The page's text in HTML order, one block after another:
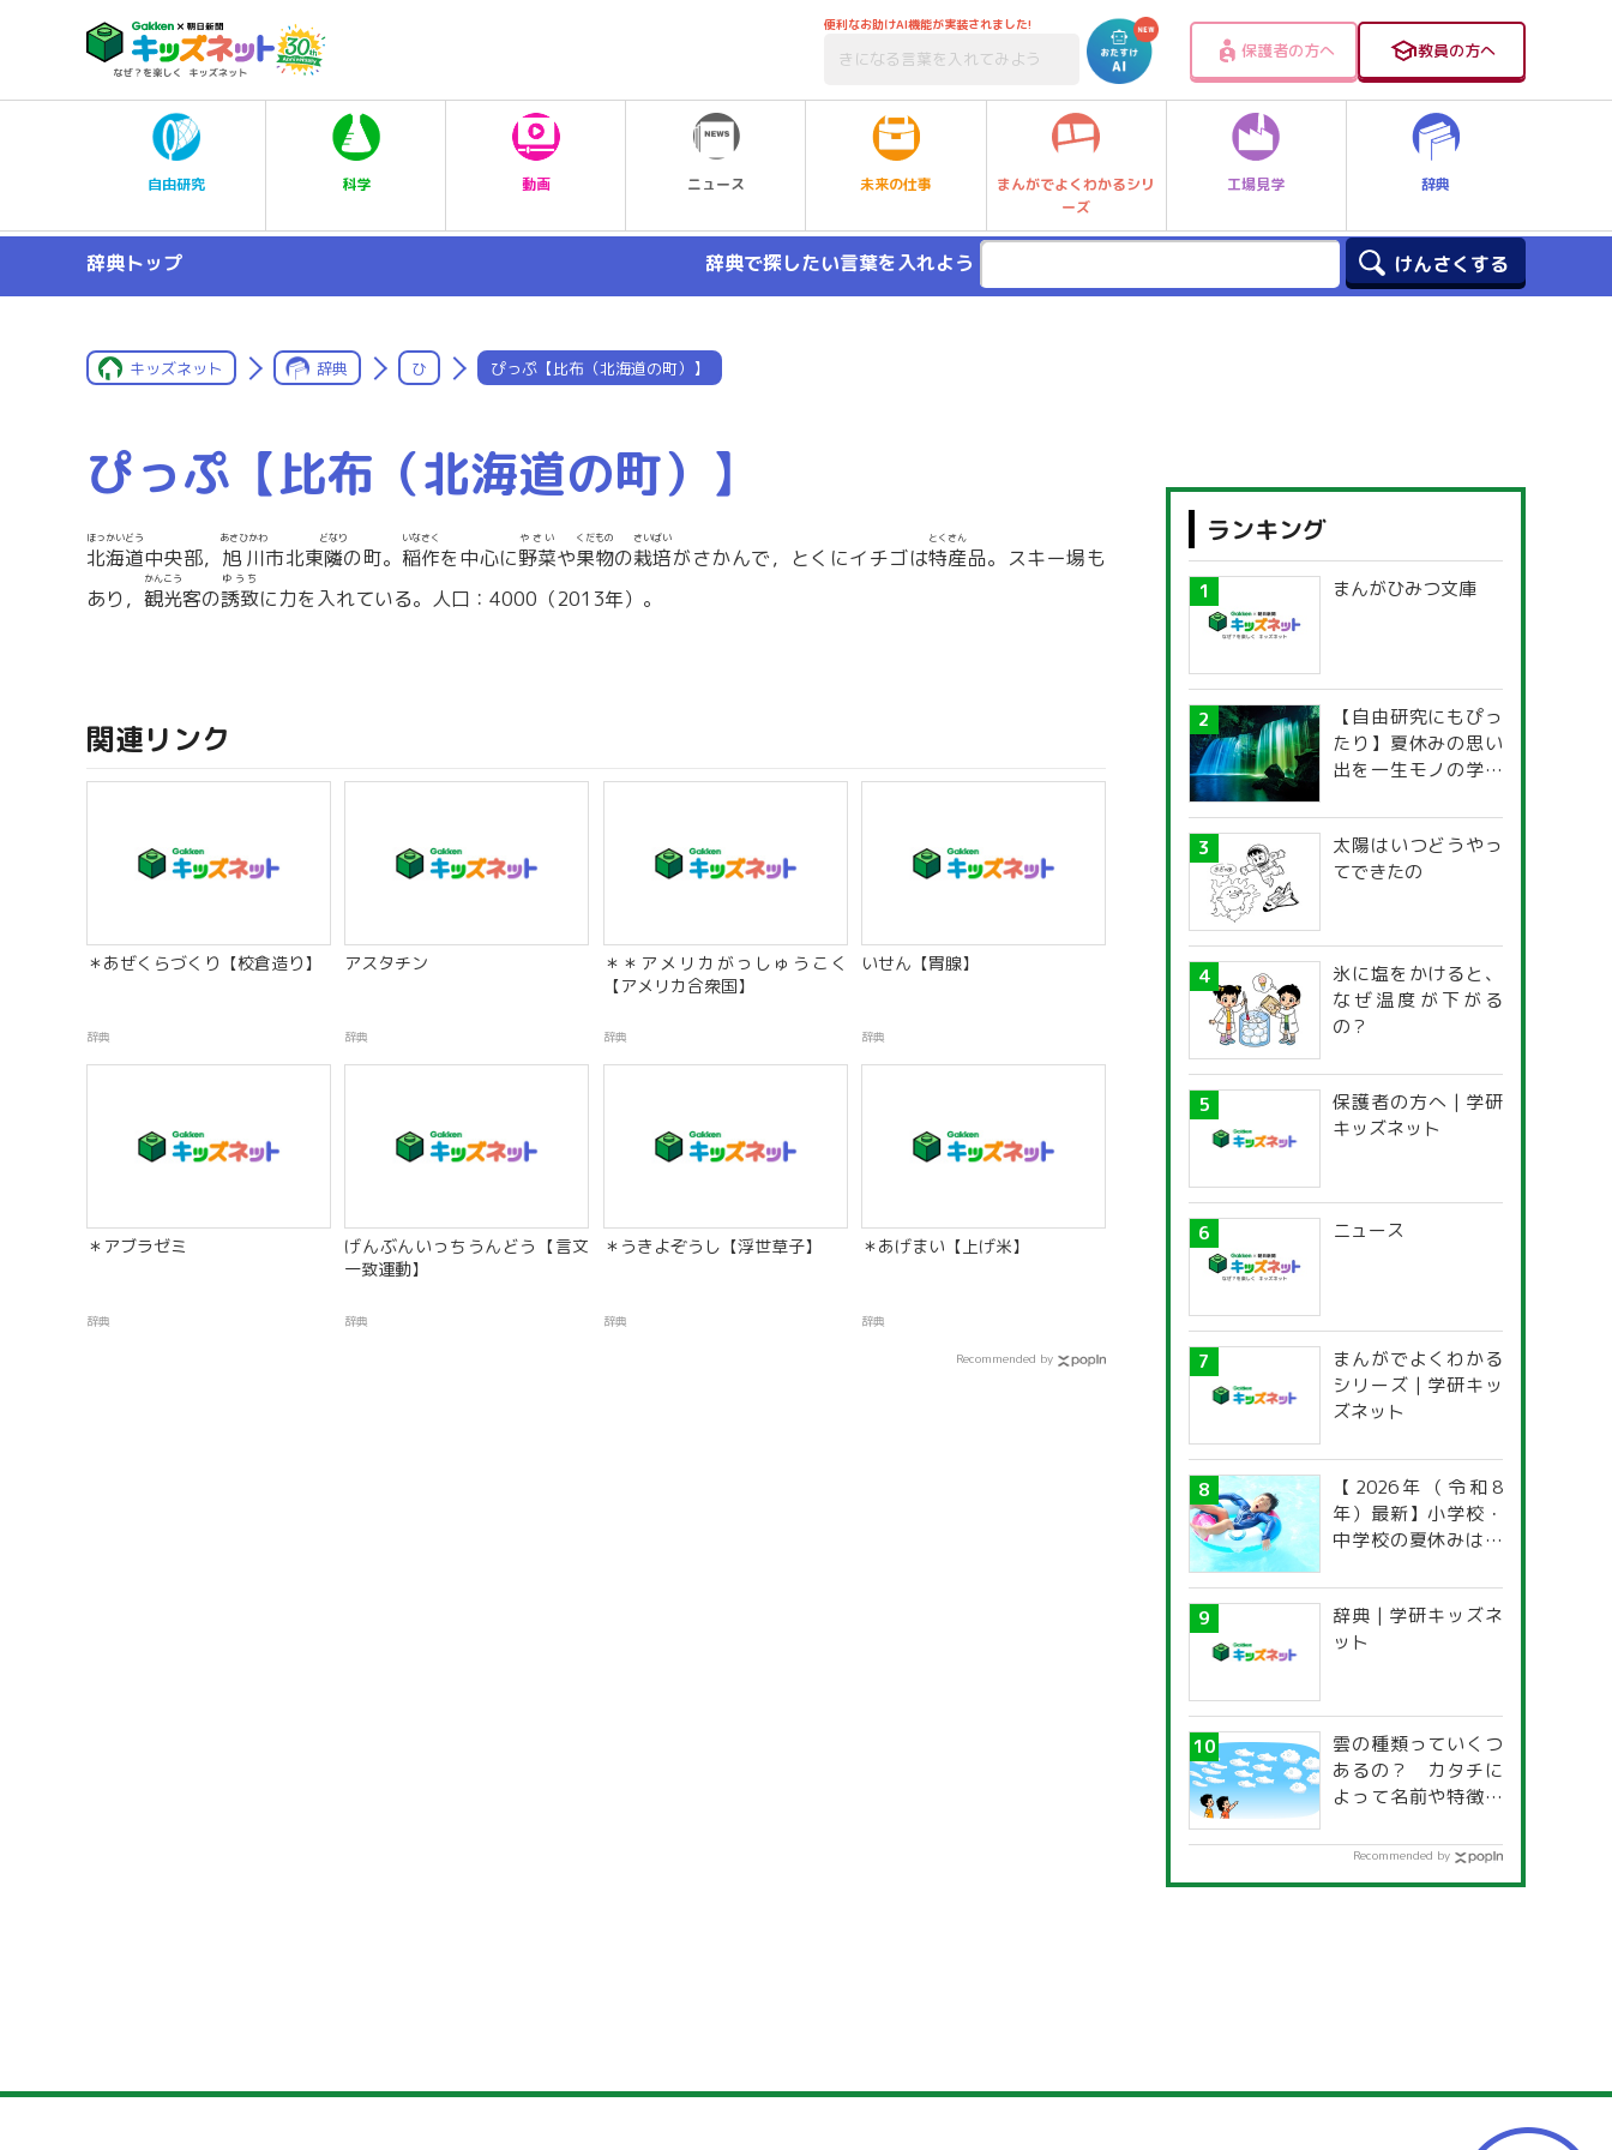
便利なお助けAI機能が実装されました!
保護者の方へ 教員の方へ
自由研究 科学 動画 ニュース 未来の仕事
まんがでよくわかるシリ
ーズ
工場見学 辞典
辞典トップ 辞典で探したい言葉を入れよう
キッズネット 辞典 ひ ぴっぷ【比布（北海道の町）】
ぴっぷ【比布（北海道の町）】
北海道
ほっかいどう
中央部， 旭川
あさひかわ
市北東隣
どなり
の町。 稲作
いなさく
を中心に野菜
やさい
や果物
くだもの
の栽培
さいばい
がさかんで，とくにイチゴは特産
とくさん
品。スキー場も
あり， 観光
かんこう
客の誘致
ゆうち
に力を入れている。人口：4000（2013年）。
関連リンク
＊あぜくらづくり【校倉造り】
辞典
アスタチン
辞典
＊＊アメリカがっしゅうこく
【アメリカ合衆国】
辞典
いせん【胃腺】
辞典
＊アブラゼミ
辞典
げんぶんいっちうんどう【言文
一致運動】
辞典
＊うきよぞうし【浮世草子】
辞典
＊あげまい【上げ米】
辞典
Recommended by
ランキング
まんがひみつ文庫
【自由研究にもぴっ
たり】夏休みの思い
出を一生モノの学び
探究ガイド
太陽はいつどうやっ
てできたの
氷に塩をかけると、
なぜ温度が下がる
の？
保護者の方へ | 学研
キッズネット
ニュース
まんがでよくわかる
シリーズ | 学研キッ
ズネット
【2026年（令和8
年）最新】小学校・
中学校の夏休みはい
道府県別「夏季休暇
一覧」
辞典 | 学研キッズネ
ット
雲の種類っていくつ
あるの？ カタチに
よって名前や特徴が
Recommended by